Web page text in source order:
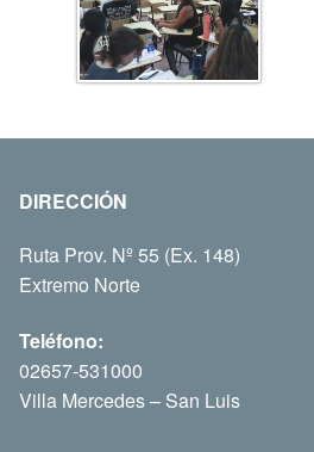
DIRECCIÓN
Ruta Prov. Nº 55 (Ex. 148)
Extremo Norte
Teléfono:
02657-531000
Villa Mercedes – San Luis